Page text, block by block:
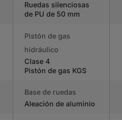
Ruedas silenciosas
de PU de 50 mm
Pistón de gas
hidráulico
Clase 4
Pistón de gas KGS
Base de ruedas
Aleación de aluminio